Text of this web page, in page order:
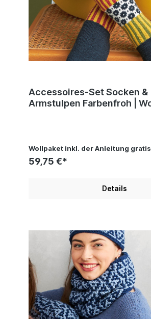
Accessoires-Set Socken &
Armstulpen Farbenfroh | Wollpaket mit
Wollpaket inkl. der Anleitung gratis
59,75 €*
Details